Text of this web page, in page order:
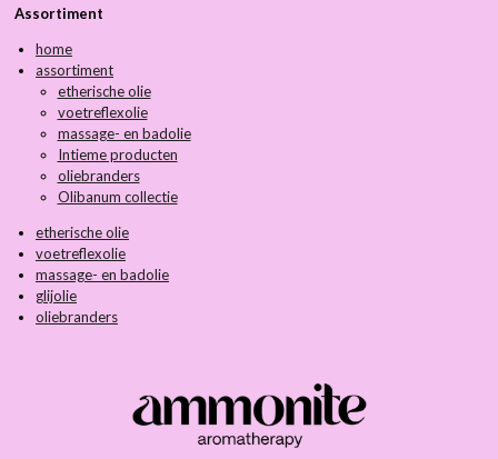
Assortiment
home
assortiment
etherische olie
voetreflexolie
massage- en badolie
Intieme producten
oliebranders
Olibanum collectie
etherische olie
voetreflexolie
massage- en badolie
glijolie
oliebranders